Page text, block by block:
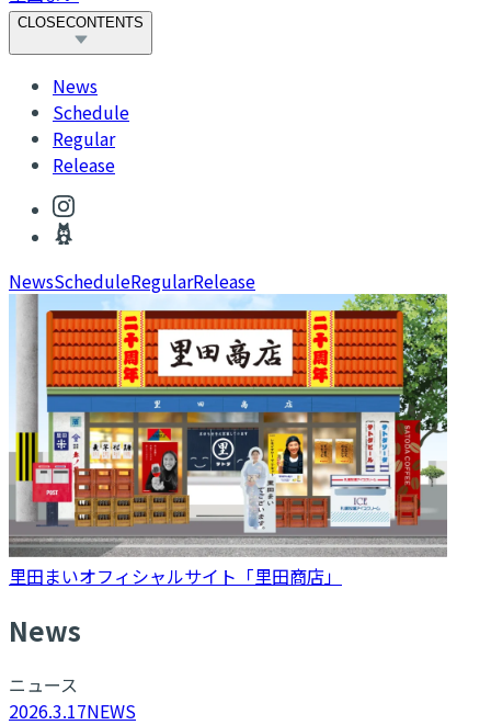
CLOSECONTENTS
News
Schedule
Regular
Release
NewsScheduleRegularRelease
里田まいオフィシャルサイト「里田商店」
News
ニュース
2026.3.17NEWS